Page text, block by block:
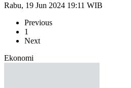
Rabu, 19 Jun 2024 19:11 WIB
Previous
1
Next
Ekonomi